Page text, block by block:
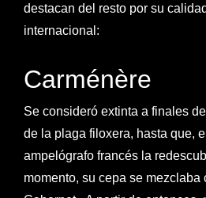
destacan del resto por su
internacional:
Carménère
Se consideró extinta a finales
de la plaga filoxera, hasta que,
ampelógrafo francés la
momento, su cepa se mezclaba